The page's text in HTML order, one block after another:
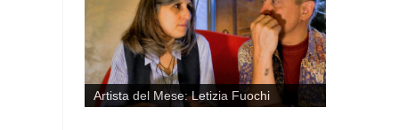
Artista del Mese: Letizia Fuochi